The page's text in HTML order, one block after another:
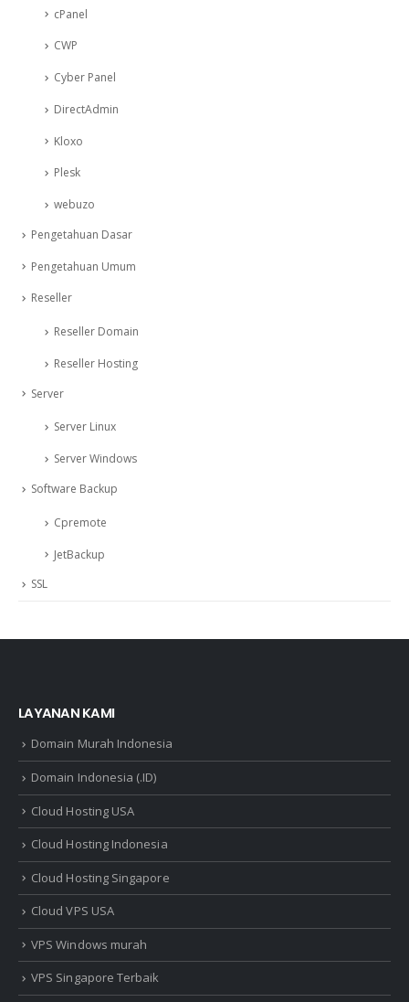
cPanel
CWP
Cyber Panel
DirectAdmin
Kloxo
Plesk
webuzo
Pengetahuan Dasar
Pengetahuan Umum
Reseller
Reseller Domain
Reseller Hosting
Server
Server Linux
Server Windows
Software Backup
Cpremote
JetBackup
SSL
LAYANAN KAMI
Domain Murah Indonesia
Domain Indonesia (.ID)
Cloud Hosting USA
Cloud Hosting Indonesia
Cloud Hosting Singapore
Cloud VPS USA
VPS Windows murah
VPS Singapore Terbaik